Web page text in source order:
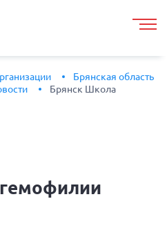
Брянская область
Брянск Школа